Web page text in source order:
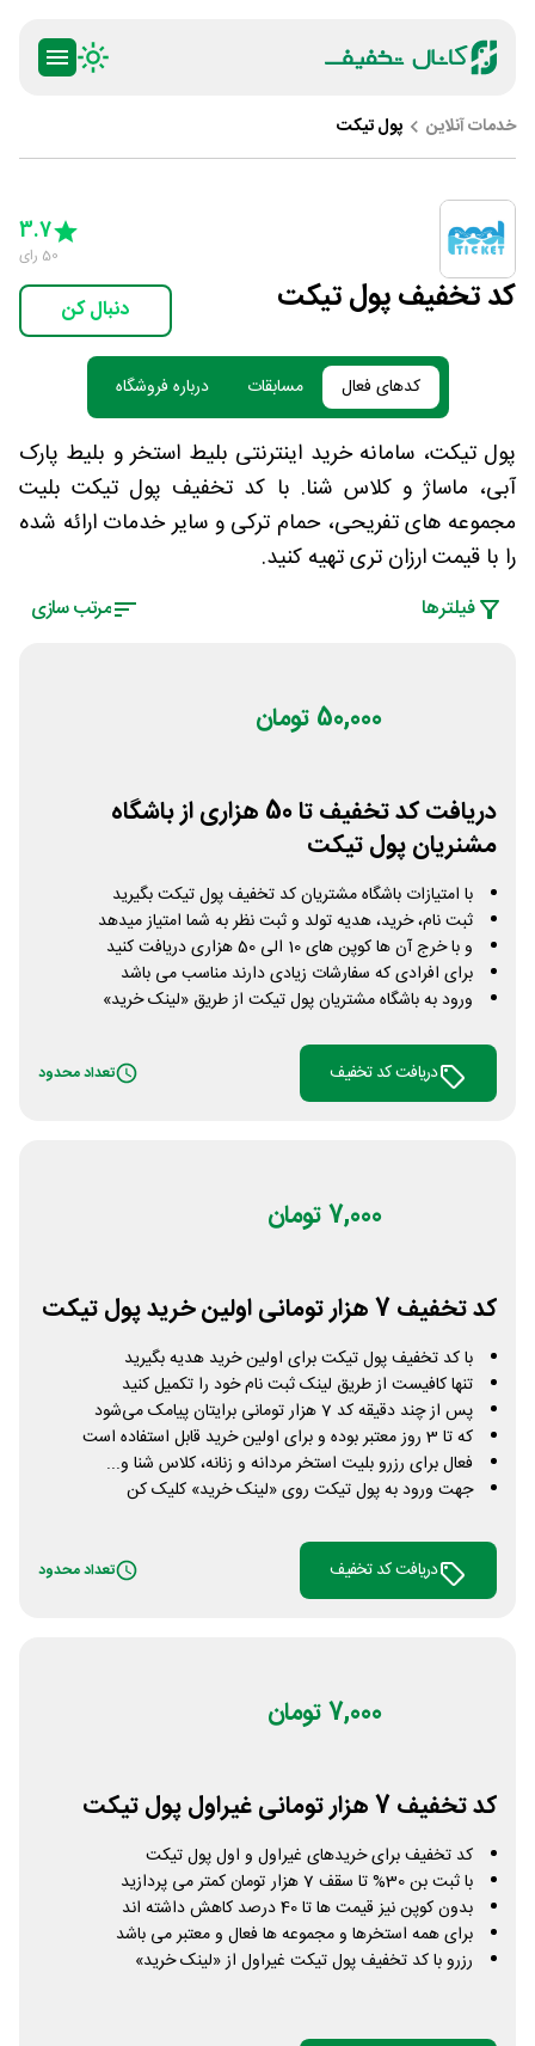
خدمات آنلاین پول تیکت
کد تخفیف پول تیکت
4 Stars
5 Stars
3.7
50 رای
دنبال کن
کدهای فعال مسابقات درباره فروشگاه
پول تیکت، سامانه خرید اینترنتی بلیط استخر و بلیط پارک
آبی، ماساژ و کلاس شنا. با کد تخفیف پول تیکت بلیت
مجموعه های تفریحی، حمام ترکی و سایر خدمات ارائه شده
را با قیمت ارزان تری تهیه کنید.
فیلتر‌ها مرتب سازی
50,000 تومان
دریافت کد تخفیف تا 50 هزاری از باشگاه
مشنریان پول تیکت
با امتیازات باشگاه مشتریان کد تخفیف پول تیکت بگیرید
ثبت نام، خرید، هدیه تولد و ثبت نظر به شما امتیاز میدهد
و با خرج آن ها کوپن های 10 الی 50 هزاری دریافت کنید
برای افرادی که سفارشات زیادی دارند مناسب می باشد
ورود به باشگاه مشتریان پول تیکت از طریق «لینک خرید»
دریافت کد تخفیف تعداد محدود
7,000 تومان
کد تخفیف 7 هزار تومانی اولین خرید پول تیکت
با کد تخفیف پول تیکت برای اولین خرید هدیه بگیرید
تنها کافیست از طریق لینک ثبت نام خود را تکمیل کنید
پس از چند دقیقه کد 7 هزار تومانی برایتان پیامک می‌شود
که تا 3 روز معتبر بوده و برای اولین خرید قابل استفاده است
فعال برای رزرو بلیت استخر مردانه و زنانه، کلاس شنا و...
جهت ورود به پول تیکت روی «لینک خرید» کلیک کن
دریافت کد تخفیف تعداد محدود
7,000 تومان
کد تخفیف 7 هزار تومانی غیراول پول تیکت
کد تخفیف برای خریدهای غیراول و اول پول تیکت
با ثبت بن 30% تا سقف 7 هزار تومان کمتر می پردازید
بدون کوپن نیز قیمت ها تا 40 درصد کاهش داشته اند
برای همه استخرها و مجموعه ها فعال و معتبر می باشد
رزرو با کد تخفیف پول تیکت غیراول از «لینک خرید»